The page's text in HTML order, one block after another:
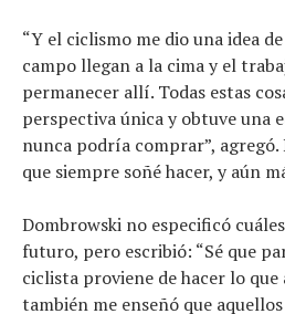
“Y el ciclismo me dio una idea
campo llegan a la cima y el
permanecer allí. Todas estas
perspectiva única y obtuve una
nunca podría comprar”, agregó.
que siempre soñé hacer, y aún
Dombrowski no especificó
futuro, pero escribió: “Sé que
ciclista proviene de hacer lo que
también me enseñó que